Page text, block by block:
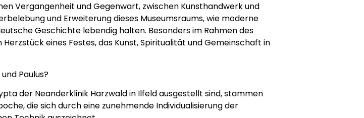
Vergangenheit und Gegenwart, zwischen Kunsthandwerk und
und Erweiterung dieses Museumsraums, wie moderne
Geschichte lebendig halten. Besonders im Rahmen des
eines Festes, das Kunst, Spiritualität und Gemeinschaft in
Paulus?
der Neanderklinik Harzwald in Ilfeld ausgestellt sind, stammen
die sich durch eine zunehmende Individualisierung der